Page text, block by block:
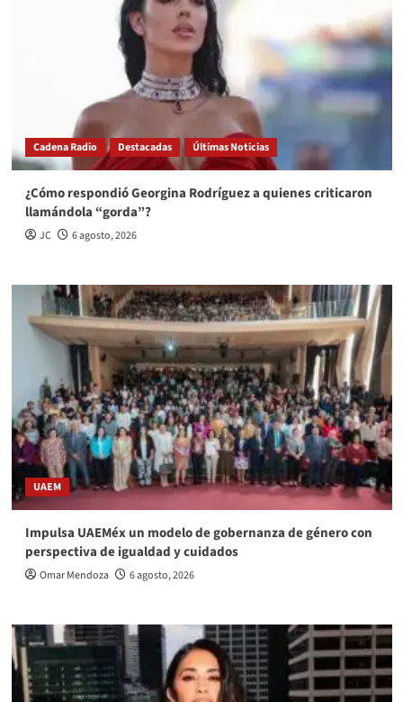
Cadena Radio Destacadas Últimas Noticias
¿Cómo respondió Georgina Rodríguez a quienes criticaron
llamándola “gorda”?
JC 6 agosto, 2026
UAEM
Impulsa UAEMéx un modelo de gobernanza de género con
perspectiva de igualdad y cuidados
Omar Mendoza 6 agosto, 2026